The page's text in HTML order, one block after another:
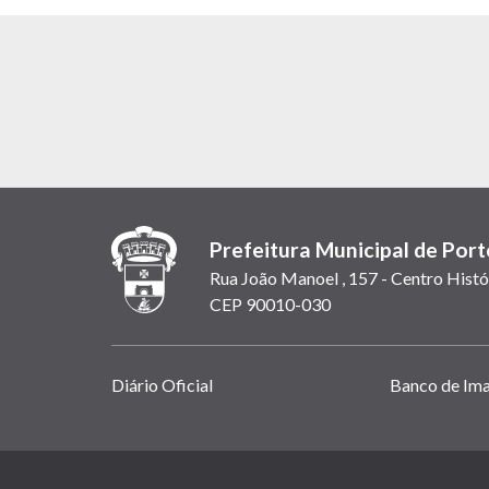
Prefeitura Municipal de
Rua João Manoel , 157 - Centro
CEP 90010-030
Links
Diário Oficial Banco de